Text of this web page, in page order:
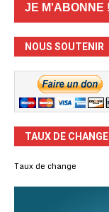
NOUS SOUTENIR
TAUX DE CHANGE
Taux de change